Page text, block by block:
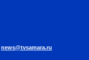
news@tvsamara.ru